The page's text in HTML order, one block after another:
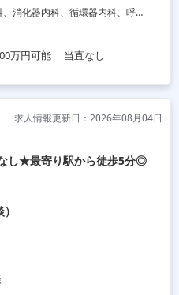
内分泌内科、一般内科、消化器内科、循環器内科、呼吸器内科、老人内科
万円可能 当直なし
求人情報更新日：2026年08月04日
し★最寄り駅から徒歩5分◎